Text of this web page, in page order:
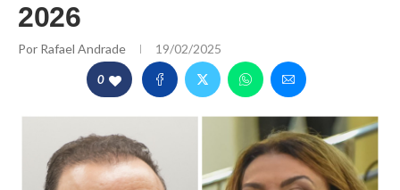
2026
Por Rafael Andrade 19/02/2025
0